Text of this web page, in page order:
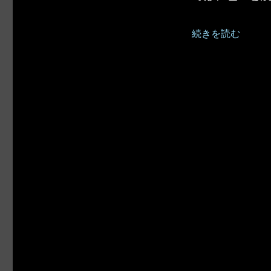
“Power Automate
続きを読む